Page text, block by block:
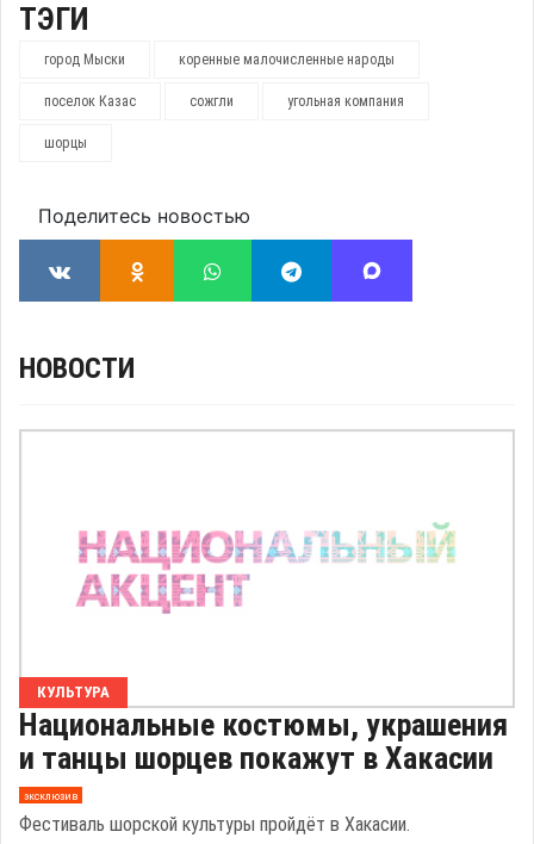
ТЭГИ
город Мыски коренные малочисленные народы
поселок Казас сожгли угольная компания
шорцы
Поделитесь новостью
НОВОСТИ
КУЛЬТУРА
Национальные костюмы, украшения
и танцы шорцев покажут в Хакасии
эксклюзив
Фестиваль шорской культуры пройдёт в Хакасии.